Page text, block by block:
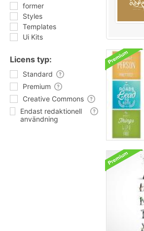
former
Styles
Templates
Ui Kits
Licens typ:
Standard
Premium
Creative Commons
Endast redaktionell
användning